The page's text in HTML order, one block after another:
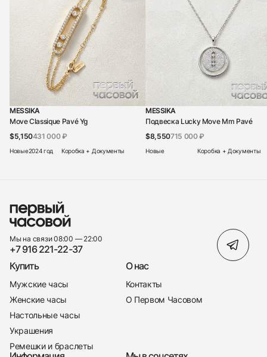
MESSIKA
Move Classique Pavé Yg
$5,150431 000 ₽
Новые2024 год Коробка + Документы
MESSIKA
Подвеска Lucky Move Mm Pavé
$8,550715 000 ₽
Новые Коробка + Документы
Мы на связи 08:00 — 22:00
+7 916 221-22-37
Купить
Мужские часы
Женские часы
Настольные часы
Украшения
Ремешки и браслеты
О нас
Контакты
О Первом Часовом